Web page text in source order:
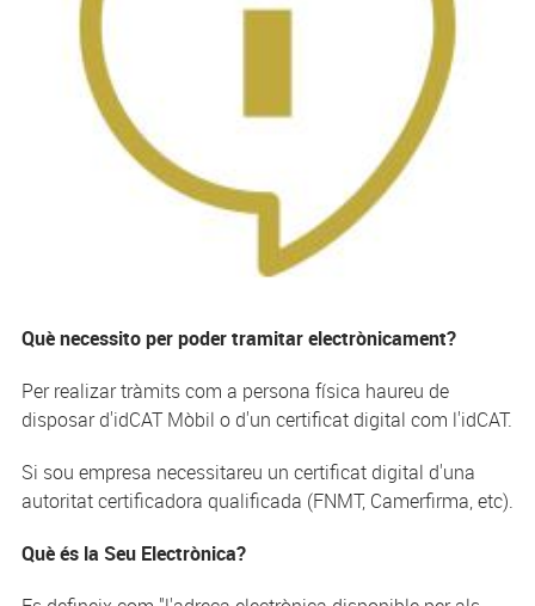
Què necessito per poder tramitar electrònicament?
Per realizar tràmits com a persona física haureu de
disposar d'idCAT Mòbil o d'un certificat digital com l'idCAT.
Si sou empresa necessitareu un certificat digital d'una
autoritat certificadora qualificada (FNMT, Camerfirma, etc).
Què és la Seu Electrònica?